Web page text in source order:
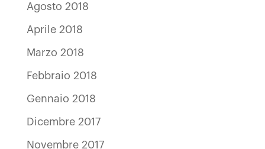
Agosto 2018
Aprile 2018
Marzo 2018
Febbraio 2018
Gennaio 2018
Dicembre 2017
Novembre 2017